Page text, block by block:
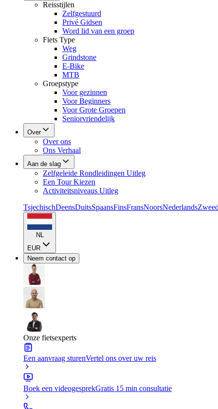
Reisstijlen
Zelfgestuurd
Privé Gidsen
Word lid van een groep
Fiets Type
Weg
Grindstone
E-Bike
MTB
Groepstype
Voor gezinnen
Voor Beginners
Voor Grote Groepen
Seniorvriendelijk
Over
Over ons
Ons Verhaal
Aan de slag
Zelfgeleide Rondleidingen Uitleg
Een Tour Kiezen
Activiteitsniveaus Uitleg
TsjechischDeensDuitsSpaansFinsFransNoorsNederlands
NL
EUR
Neem contact op
Onze fietsexperts
Een aanvraag sturenVertel ons over uw reis
Boek een videogesprekGratis 15 min consultatie